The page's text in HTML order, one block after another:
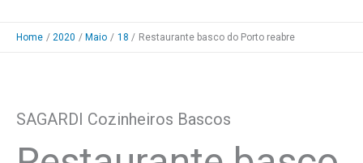
Home 2020 Maio 18 Restaurante basco do Porto reabre
SAGARDI Cozinheiros Bascos